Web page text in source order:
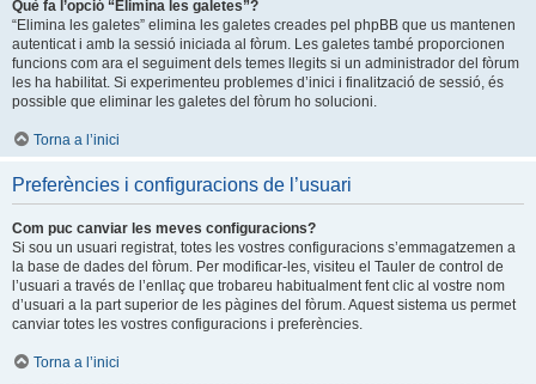
Què fa l’opció “Elimina les galetes”?
“Elimina les galetes” elimina les galetes creades pel phpBB que us mantenen
autenticat i amb la sessió iniciada al fòrum. Les galetes també proporcionen
funcions com ara el seguiment dels temes llegits si un administrador del fòrum
les ha habilitat. Si experimenteu problemes d’inici i finalització de sessió, és
possible que eliminar les galetes del fòrum ho solucioni.
Torna a l’inici
Preferències i configuracions de l’usuari
Com puc canviar les meves configuracions?
Si sou un usuari registrat, totes les vostres configuracions s’emmagatzemen a
la base de dades del fòrum. Per modificar-les, visiteu el Tauler de control de
l’usuari a través de l’enllaç que trobareu habitualment fent clic al vostre nom
d’usuari a la part superior de les pàgines del fòrum. Aquest sistema us permet
canviar totes les vostres configuracions i preferències.
Torna a l’inici